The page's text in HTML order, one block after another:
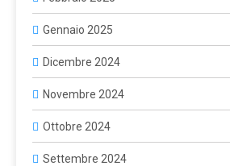
Gennaio 2025
Dicembre 2024
Novembre 2024
Ottobre 2024
Settembre 2024